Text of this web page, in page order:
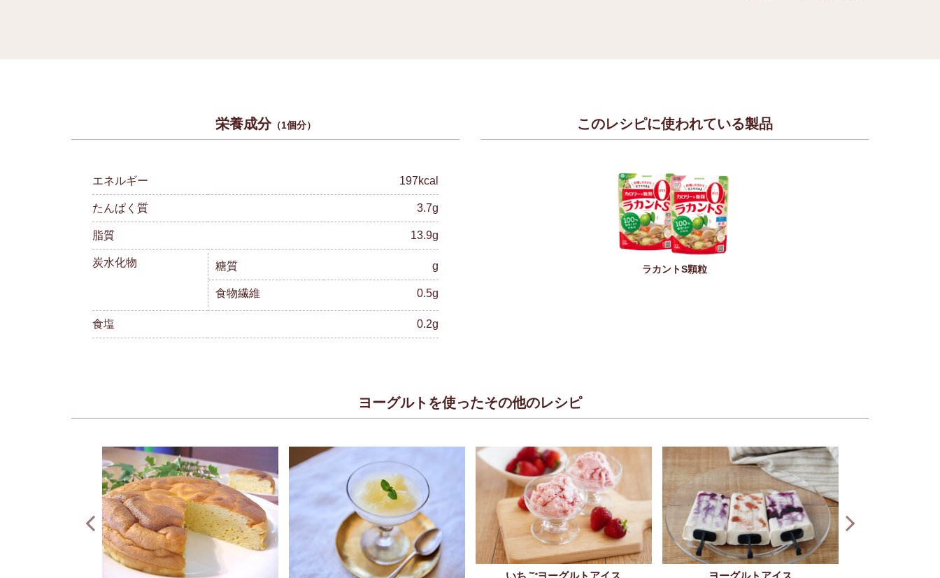
栄養成分（1個分）
エネルギー 197kcal
たんぱく質 3.7g
脂質 13.9g
炭水化物 糖質 g
食物繊維 0.5g
食塩 0.2g
このレシピに使われている製品
ラカントS顆粒
ヨーグルトを使ったその他のレシピ
いちごヨーグルトアイス ヨーグルトアイス